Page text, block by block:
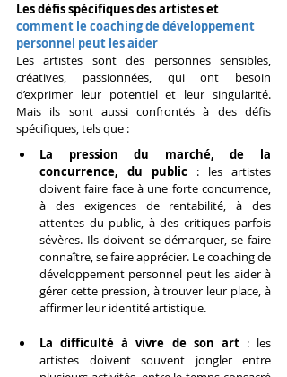
Les défis spécifiques des artistes et
comment le coaching de développement
personnel peut les aider
Les artistes sont des personnes sensibles,
créatives, passionnées, qui ont besoin
d’exprimer leur potentiel et leur singularité.
Mais ils sont aussi confrontés à des défis
spécifiques, tels que :
La pression du marché, de la
concurrence, du public : les artistes
doivent faire face à une forte concurrence,
à des exigences de rentabilité, à des
attentes du public, à des critiques parfois
sévères. Ils doivent se démarquer, se faire
connaître, se faire apprécier. Le coaching de
développement personnel peut les aider à
gérer cette pression, à trouver leur place, à
affirmer leur identité artistique.
La difficulté à vivre de son art : les
artistes doivent souvent jongler entre